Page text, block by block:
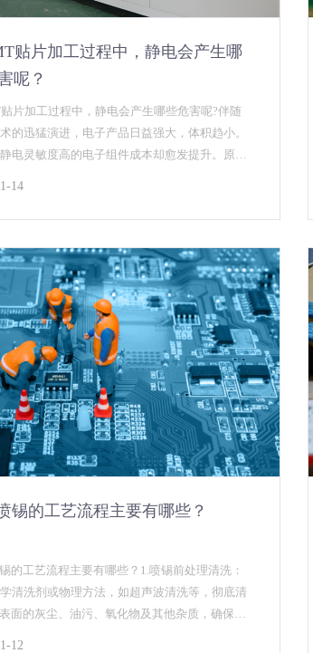
贴片加工过程中，静电会产生哪
呢？
片加工过程中，静电会产生哪些危害呢?伴随
的迅猛演进，电子产品日益强大，体积趋小。
电灵敏度高的电子组件成本却愈发提升。原因
14
锡的工艺流程主要有哪些？
的工艺流程主要有哪些？1.喷锡前处理清洗：
清洗剂或物理方法，如超声波清洗等，彻底清
面的灰尘、油污、氧化物及其他杂质，确保表
12